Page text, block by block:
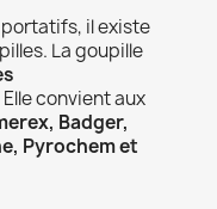
il existe
La goupille
convient aux
Badger,
Pyrochem et